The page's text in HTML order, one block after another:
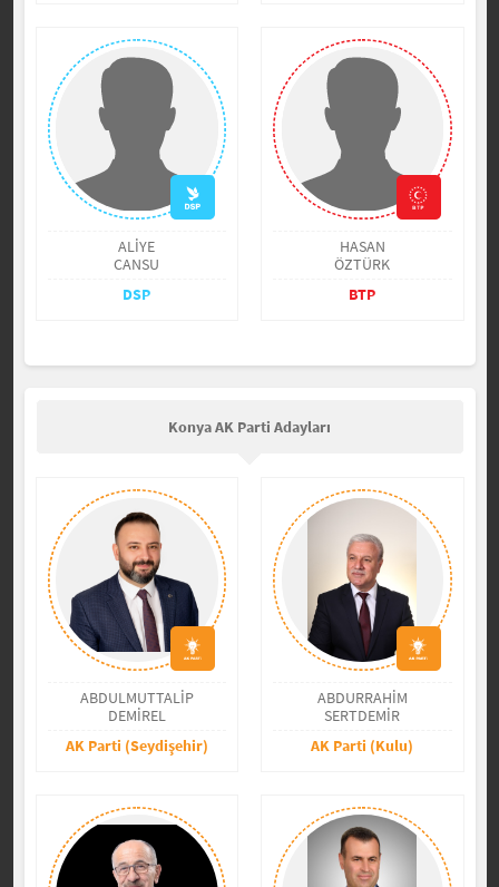
ALİYE
CANSU
DSP
HASAN
ÖZTÜRK
BTP
Konya AK Parti Adayları
ABDULMUTTALİP
DEMİREL
AK Parti (Seydişehir)
ABDURRAHİM
SERTDEMİR
AK Parti (Kulu)